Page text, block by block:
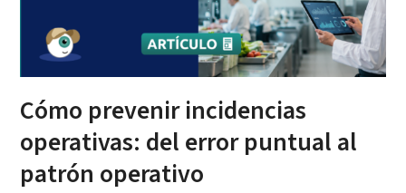
Cómo prevenir incidencias
operativas: del error puntual al
patrón operativo